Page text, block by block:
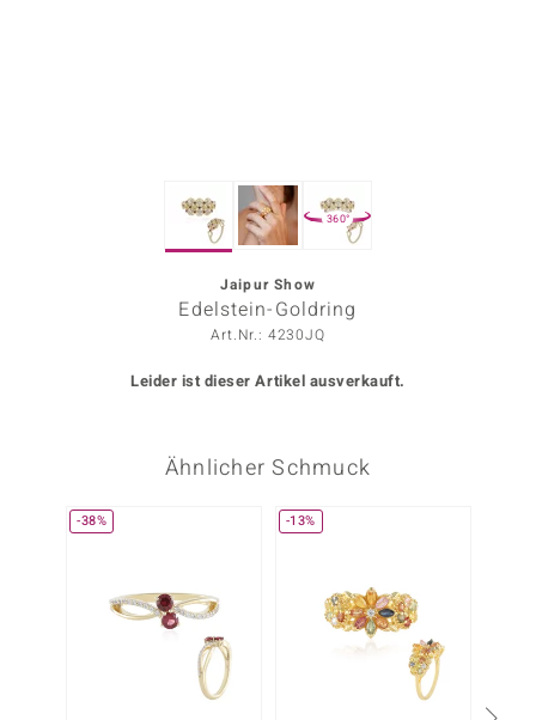
360°
Jaipur Show
Edelstein-Goldring
Art.Nr.: 4230JQ
Leider ist dieser Artikel ausverkauft.
Ähnlicher Schmuck
-38% -13%